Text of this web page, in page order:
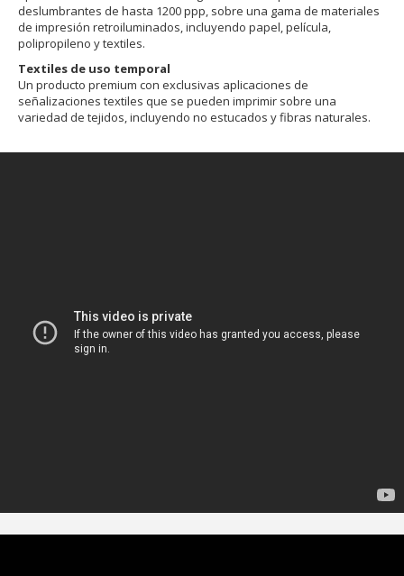
deslumbrantes de hasta 1200 ppp, sobre una gama de materiales
de impresión retroiluminados, incluyendo papel, película,
polipropileno y textiles.
Textiles de uso temporal
Un producto premium con exclusivas aplicaciones de
señalizaciones textiles que se pueden imprimir sobre una
variedad de tejidos, incluyendo no estucados y fibras naturales.